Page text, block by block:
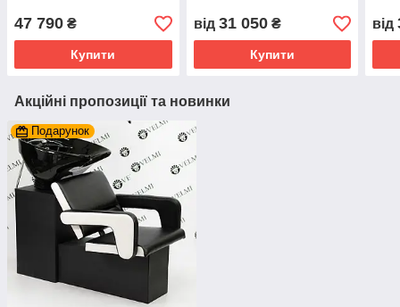
47 790 ₴
Купити
від 31 050₴
Купити
від
Акційні пропозиції та новинки
Подарунок